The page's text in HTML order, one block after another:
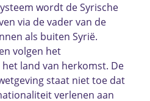
wordt de Syrische
via de vader van de
als buiten Syrië.
volgen het
land van herkomst. De
staat niet toe dat
verlenen aan